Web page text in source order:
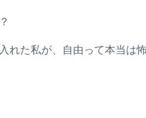
れた私が、自由って本当は